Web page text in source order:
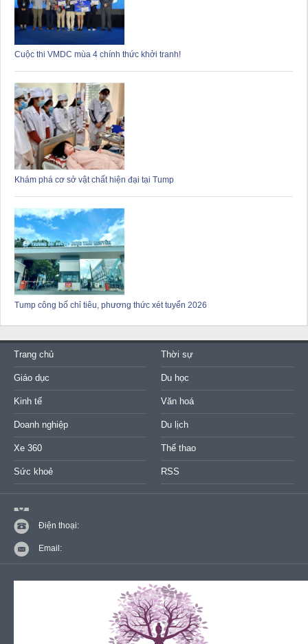
Cuộc thi VMDC mùa 4 chính thức khởi tranh!
Khám phá cơ sở vật chất hiện đại tại Tump
Tump công bố chỉ tiêu, phương thức xét tuyển 2026
Trang chủ Thời sự
Giáo dục Du học
Kinh tế Văn hoá
Doanh nghiệp Du lịch
Xe 360 Thể thao
Sức khoẻ RSS
Điện thoại:
Email: